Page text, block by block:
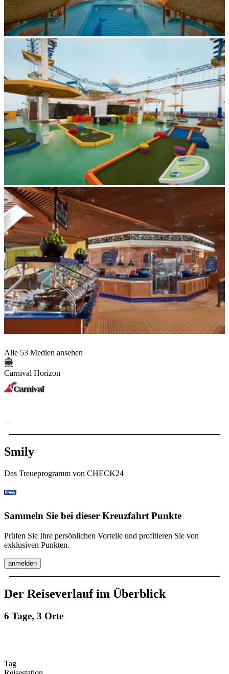
Alle 53 Medien ansehen
Carnival Horizon
Smily
Das Treueprogramm von CHECK24
Sammeln Sie bei dieser Kreuzfahrt Punkte
Prüfen Sie Ihre persönlichen Vorteile und profitieren Sie von
exklusiven Punkten.
anmelden
Der Reiseverlauf im Überblick
6 Tage, 3 Orte
Tag